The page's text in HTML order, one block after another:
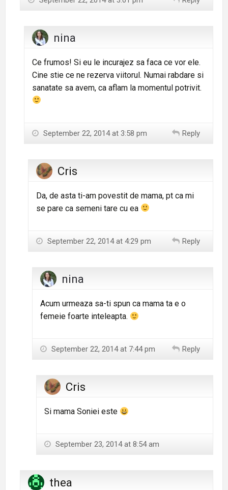
nina
Ce frumos! Si eu le incurajez sa faca ce vor ele.
Cine stie ce ne rezerva viitorul. Numai rabdare si
sanatate sa avem, ca aflam la momentul potrivit.
September 22, 2014 at 3:58 pm Reply
Cris
Da, de asta ti-am povestit de mama, pt ca mi
se pare ca semeni tare cu ea
September 22, 2014 at 4:29 pm Reply
nina
Acum urmeaza sa-ti spun ca mama ta e o
femeie foarte inteleapta.
September 22, 2014 at 7:44 pm Reply
Cris
Si mama Soniei este
September 23, 2014 at 8:54 am
thea